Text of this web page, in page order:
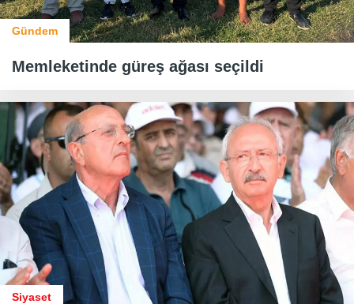
Gündem
Memleketinde güreş ağası seçildi
Siyaset